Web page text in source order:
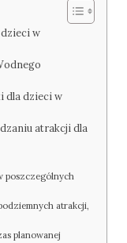
w
dla dzieci w
atrakcji dla
poszczególnych
atrakcji,
planowanej